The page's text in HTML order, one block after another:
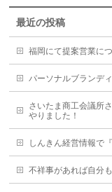
最近の投稿
福岡にて提案営業に
パーソナルブランデ
さいたま商工会議所
やりました！
しんきん経営情報で
不祥事があれば自分